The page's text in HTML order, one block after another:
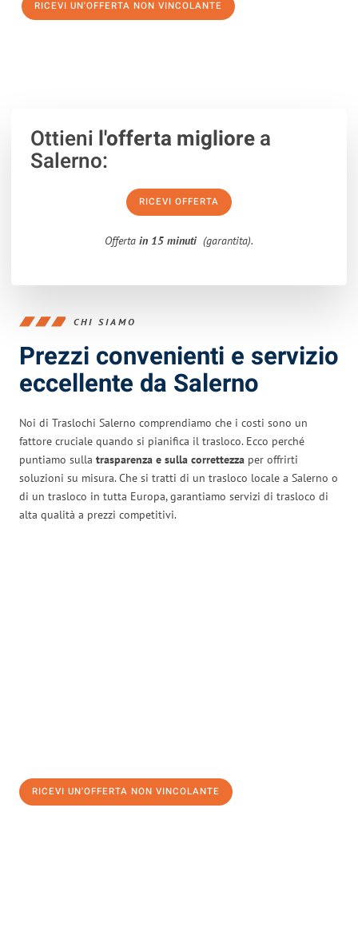
RICEVI UN'OFFERTA NON VINCOLANTE
Ottieni l'offerta migliorea
Salerno:
RICEVI OFFERTA
Offerta in 15 minuti (garantita).
CHI SIAMO
Prezzi convenienti e servizio
eccellente da Salerno
Noi di Traslochi Salerno comprendiamo che i costi sono un
fattore cruciale quando si pianifica il trasloco. Ecco perché
puntiamo sulla trasparenza e sulla correttezza per offrirti
soluzioni su misura. Che si tratti di un trasloco locale a Salerno o
di un trasloco in tutta Europa, garantiamo servizi di trasloco di
alta qualità a prezzi competitivi.
RICEVI UN'OFFERTA NON VINCOLANTE